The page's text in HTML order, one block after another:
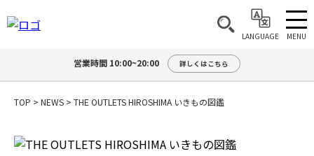
LANGUAGE MENU
営業時間 10:00~20:00 詳しくはこちら
TOP > NEWS > THE OUTLETS HIROSHIMA いきもの図鑑